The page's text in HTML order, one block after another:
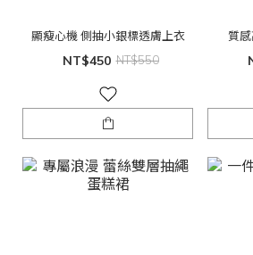
顯瘦心機 側抽小銀標透膚上衣
NT$450 NT$550
質